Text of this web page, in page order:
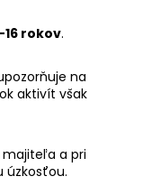
rokov.
na
aktivít však
majiteľa a pri
úzkosťou.